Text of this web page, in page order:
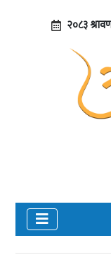
२०८३